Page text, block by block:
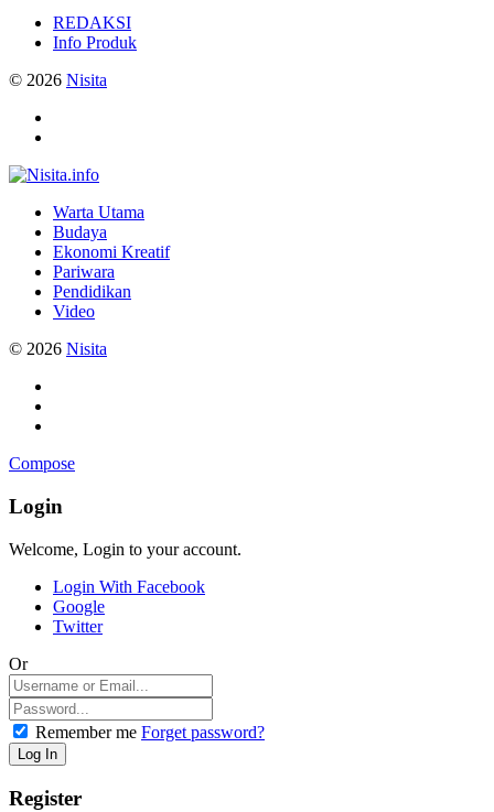
REDAKSI
Info Produk
© 2026 Nisita
Warta Utama
Budaya
Ekonomi Kreatif
Pariwara
Pendidikan
Video
© 2026 Nisita
Compose
Login
Welcome, Login to your account.
Login With Facebook
Google
Twitter
Or
Remember me Forget password?
Register